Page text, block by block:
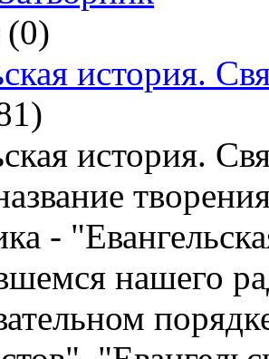
(0)
история.
)
история.
-
нашего